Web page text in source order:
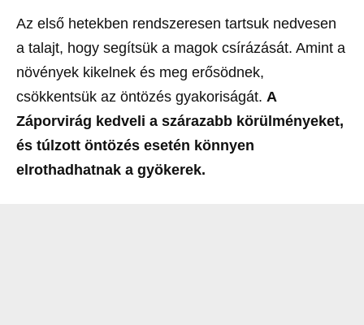
Az első hetekben rendszeresen tartsuk nedvesen
a talajt, hogy segítsük a magok csírázását. Amint a
növények kikelnek és meg erősödnek,
csökkentsük az öntözés gyakoriságát. A
Záporvirág kedveli a szárazabb körülményeket,
és túlzott öntözés esetén könnyen
elrothadhatnak a gyökerek.